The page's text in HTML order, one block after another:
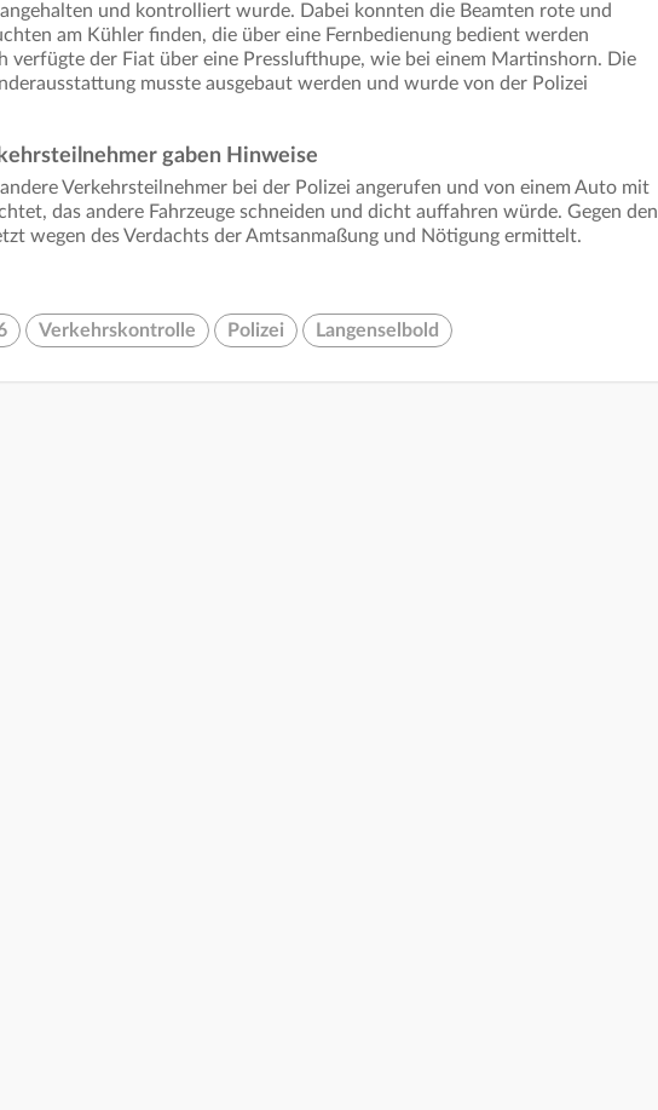
und kontrolliert wurde. Dabei konnten die Beamten rote und
am Kühler finden, die über eine Fernbedienung bedient werden
verfügte der Fiat über eine Presslufthupe, wie bei einem Martinshorn. Die
musste ausgebaut werden und wurde von der Polizei
gaben Hinweise
Verkehrsteilnehmer bei der Polizei angerufen und von einem Auto mit
das andere Fahrzeuge schneiden und dicht auffahren würde. Gegen den
wegen des Verdachts der Amtsanmaßung und Nötigung ermittelt.
Verkehrskontrolle Polizei Langenselbold